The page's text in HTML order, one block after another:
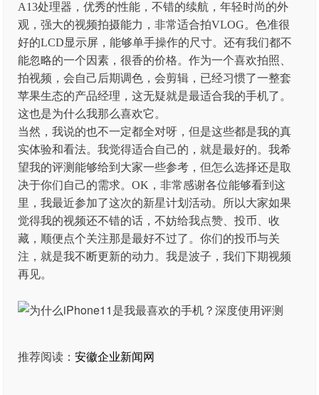
A13处理器，优秀的性能，不错的续航，年轻时尚的外
观，强大的视频拍摄能力，非常适合拍VLOG。色准很
好的LCD显示屏，能够单手操作的尺寸。还有我们都不
能忽略的一个因素，很香的价格。作为一个喜欢拍照、
拍视频，会自己后期调色，会剪辑，已经习惯了一整套
苹果生态的产品经理，这无疑就是最适合我的手机了。
这也是为什么我那么喜欢它。
当然，我说的也不一定都全对呀，但是这些都是我的真
实体验和看法。我觉得适合自己的，就是最好的。我希
望我的评测能够给到大家一些参考，但怎么选择还是取
决于你们自己的需求。OK，非常感谢各位能够看到这
里，我最近参加了这次的新星计划活动。所以大家如果
觉得我的视频还不错的话，不妨给我点赞、投币、收
藏，顺便点个关注那是最好不过了。你们的投币与关
注，就是我不断更新的动力。我是波子，我们下期视频
再见。
推荐阅读：安徽企业新闻网